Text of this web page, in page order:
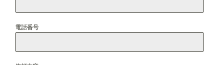
電話番号